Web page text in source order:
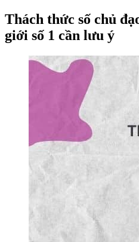
Thách thức số chủ
giới số 1 cần lưu ý